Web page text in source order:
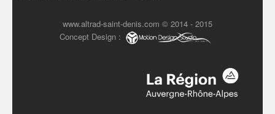
www.altrad-saint-denis.com © 2014 - 2015
Concept Design :